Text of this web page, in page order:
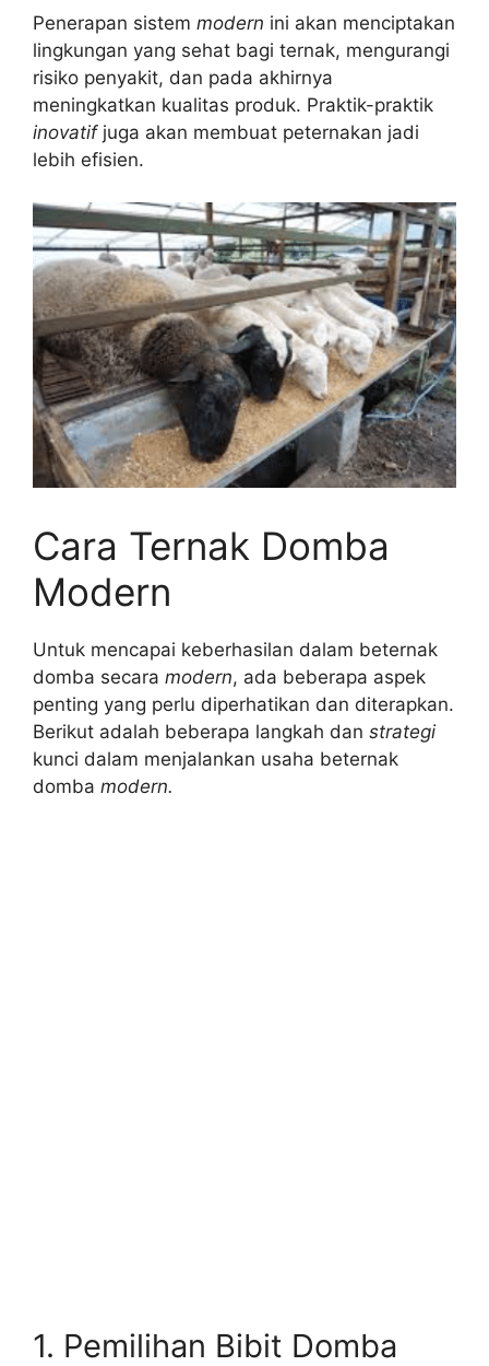
Penerapan sistem modern ini akan menciptakan
lingkungan yang sehat bagi ternak, mengurangi
risiko penyakit, dan pada akhirnya
meningkatkan kualitas produk. Praktik-praktik
inovatifjuga akan membuat peternakan jadi
lebih efisien.
Cara Ternak Domba
Modern
Untuk mencapai keberhasilan dalam beternak
domba secara modern, ada beberapa aspek
penting yang perlu diperhatikan dan diterapkan.
Berikut adalah beberapa langkah dan strategi
kunci dalam menjalankan usaha beternak
domba modern.
1. Pemilihan Bibit Domba